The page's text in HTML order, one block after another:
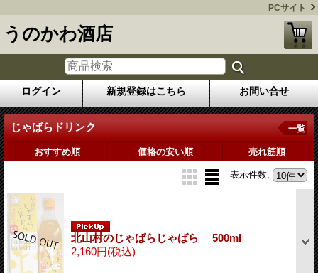
PCサイト
うのかわ酒店
ログイン 新規登録はこちら お問い合せ
じゃばらドリンク 一覧
おすすめ順 価格の安い順 売れ筋順
表示件数:
北山村のじゃばらじゃばら 500ml
2,160円(税込)